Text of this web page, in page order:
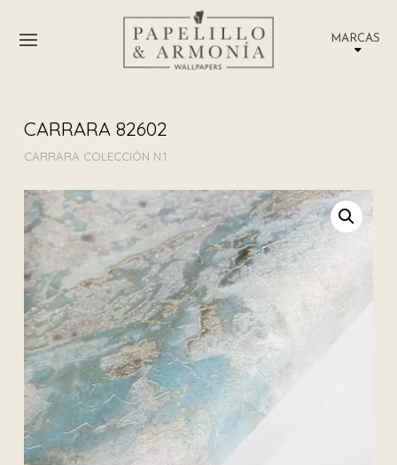
MARCAS
CARRARA 82602
CARRARA COLECCIÓN N.1